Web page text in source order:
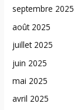
septembre 2025
août 2025
juillet 2025
juin 2025
mai 2025
avril 2025